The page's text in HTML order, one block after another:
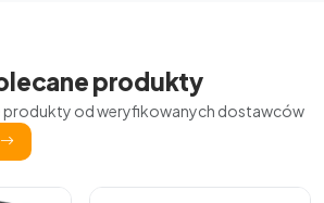
produkty
produkty od weryfikowanych dostawców